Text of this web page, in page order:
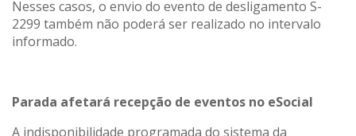
Nesses casos, o envio do evento de desligamento S-
2299 também não poderá ser realizado no intervalo
informado.
Parada afetará recepção de eventos no eSocial
A indisponibilidade programada do sistema da